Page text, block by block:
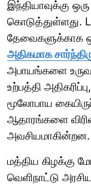
இந்தியாவுக்கு
கொடுத்துள்ளது.
தேவைகளுக்காக
அதிகமாக
அபாயங்களை
உற்பத்தி
மூலோபாய
ஆதாரங்களை
அவசியமாகின்றன.
மத்திய கிழக்கு
வெளிநாட்டு